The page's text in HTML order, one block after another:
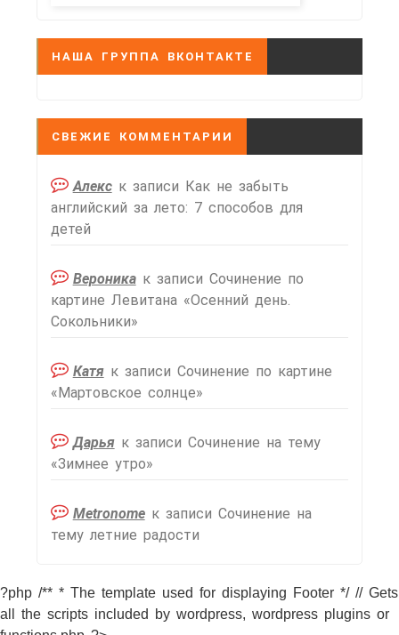
НАША ГРУППА ВКОНТАКТЕ
СВЕЖИЕ КОММЕНТАРИИ
Алекск записи Как не забыть
английский за лето: 7 способов для
детей
Вероникак записи Сочинение по
картине Левитана «Осенний день.
Сокольники»
Катяк записи Сочинение по картине
«Мартовское солнце»
Дарьяк записи Сочинение на тему
«Зимнее утро»
Metronomeк записи Сочинение на
тему летние радости
?php /** * The template used for displaying Footer */ // Gets
all the scripts included by wordpress, wordpress plugins or